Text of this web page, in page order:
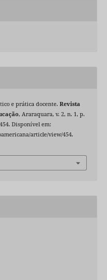
e prática docente. Revista
, Araraquara, v. 2, n. 1, p.
Disponível em:
article/view/454.